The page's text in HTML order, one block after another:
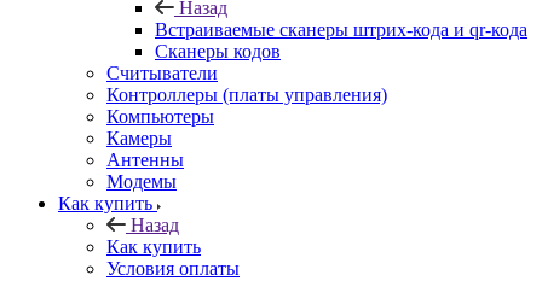
Назад
Встраиваемые сканеры штрих-кода и qr-кода
Сканеры кодов
Считыватели
Контроллеры (платы управления)
Компьютеры
Камеры
Антенны
Модемы
Как купить
Назад
Как купить
Условия оплаты